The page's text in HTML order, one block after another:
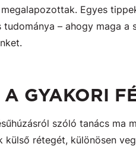
Egyes
– ahogy maga
A GYAKORI
szóló tanács ma
külső rétegét, különösen